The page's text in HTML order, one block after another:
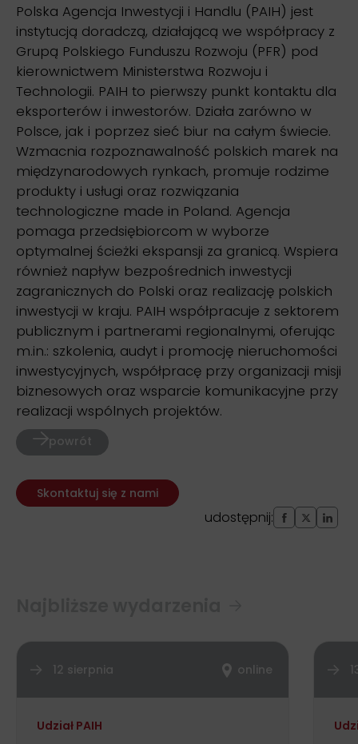
Polska Agencja Inwestycji i Handlu (PAIH) jest
instytucją doradczą, działającą we współpracy z
Grupą Polskiego Funduszu Rozwoju (PFR) pod
kierownictwem Ministerstwa Rozwoju i
Technologii. PAIH to pierwszy punkt kontaktu dla
eksporterów i inwestorów. Działa zarówno w
Polsce, jak i poprzez sieć biur na całym świecie.
Wzmacnia rozpoznawalność polskich marek na
międzynarodowych rynkach, promuje rodzime
produkty i usługi oraz rozwiązania
technologiczne made in Poland. Agencja
pomaga przedsiębiorcom w wyborze
optymalnej ścieżki ekspansji za granicą. Wspiera
również napływ bezpośrednich inwestycji
zagranicznych do Polski oraz realizację polskich
inwestycji w kraju. PAIH współpracuje z sektorem
publicznym i partnerami regionalnymi, oferując
m.in.: szkolenia, audyt i promocję nieruchomości
inwestycyjnych, współpracę przy organizacji misji
biznesowych oraz wsparcie komunikacyjne przy
realizacji wspólnych projektów.
powrót
Skontaktuj się z nami
udostępnij:
12 sierpnia online
Udział PAIH